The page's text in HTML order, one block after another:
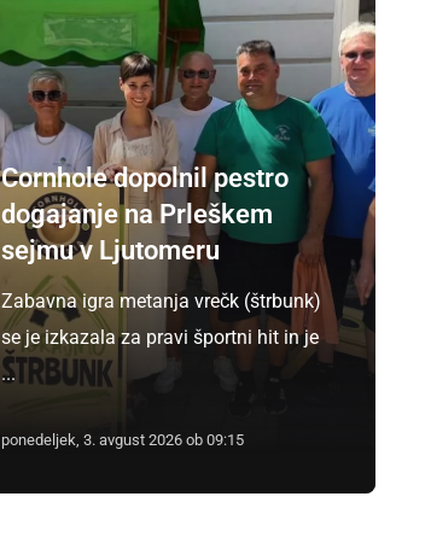
Cornhole dopolnil pestro
dogajanje na Prleškem
sejmu v Ljutomeru
Zabavna igra metanja vrečk (štrbunk)
se je izkazala za pravi športni hit in je
...
ponedeljek, 3. avgust 2026 ob 09:15